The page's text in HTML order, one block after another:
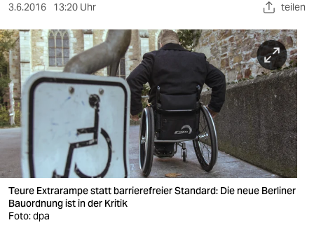
sport
berlin
nord
wahrheit
verlag
verlag
veranstaltungen
shop
3.6.2016 13:20 Uhr teilen
Teure Extrarampe statt barrierefreier Standard: Die neue Berliner
Bauordnung ist in der Kritik
Foto: dpa